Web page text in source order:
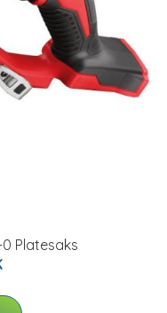
0 Platesaks